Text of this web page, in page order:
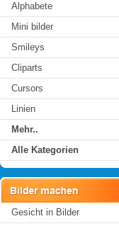
Alphabete
Mini bilder
Smileys
Cliparts
Cursors
Linien
Mehr..
Alle Kategorien
Gesicht in Bilder